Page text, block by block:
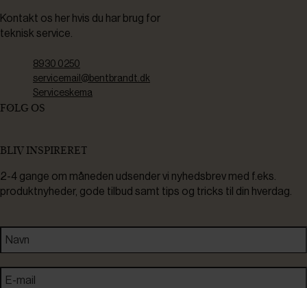
Kontakt os her hvis du har brug for
teknisk service.
8930 0250
servicemail@bentbrandt.dk
Serviceskema
FØLG OS
BLIV INSPIRERET
2-4 gange om måneden udsender vi nyhedsbrev med f.eks.
produktnyheder, gode tilbud samt tips og tricks til din hverdag.